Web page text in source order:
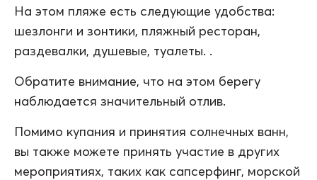
На этом пляже есть следующие удобства:
шезлонги и зонтики, пляжный ресторан,
раздевалки, душевые, туалеты. .
Обратите внимание, что на этом берегу
наблюдается значительный отлив.
Помимо купания и принятия солнечных ванн,
вы также можете принять участие в других
мероприятиях, таких как сапсерфинг, морской